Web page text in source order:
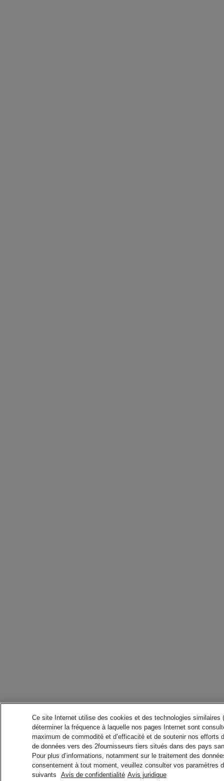
Ce site Internet utilise des cookies et des technologies
déterminer la fréquence à laquelle nos pages Internet sont
maximum de commodité et d’efficacité et de soutenir nos
de données vers des 2fournisseurs tiers situés dans des pays
Pour plus d’informations, notamment sur le traitement des
consentement à tout moment, veuillez consulter vos paramètres
suivants
Avis de confidentialité Avis juridique